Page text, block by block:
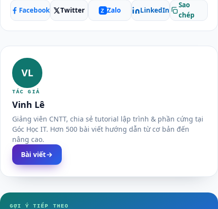
Facebook Twitter Z Zalo LinkedIn
Sao
chép
VL
TÁC GIẢ
Vinh Lê
Giảng viên CNTT, chia sẻ tutorial lập trình & phần cứng tại
Góc Học IT. Hơn 500 bài viết hướng dẫn từ cơ bản đến
nâng cao.
Bài viết
GỢI Ý TIẾP THEO